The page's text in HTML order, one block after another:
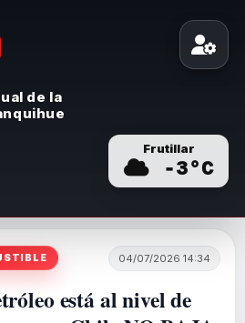
de la
Frutillar
-3°C
04/07/2026 14:34
está al nivel de